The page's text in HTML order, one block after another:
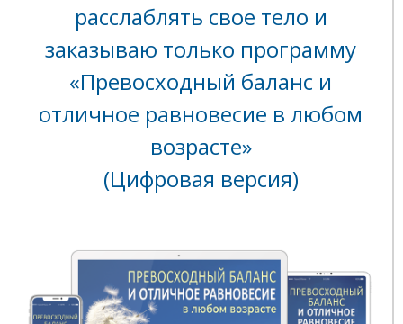
расслаблять свое тело и
заказываю только программу
«Превосходный баланс и
отличное равновесие в любом
возрасте»
(Цифровая версия)